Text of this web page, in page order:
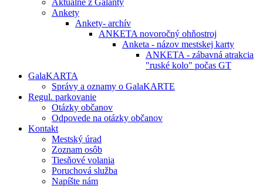
Aktuálne z Galanty
Ankety
Ankety- archív
ANKETA novoročný ohňostroj
Anketa - názov mestskej karty
ANKETA - zábavná atrakcia
"ruské kolo" počas GT
GalaKARTA
Správy a oznamy o GalaKARTE
Regul. parkovanie
Otázky občanov
Odpovede na otázky občanov
Kontakt
Mestský úrad
Zoznam osôb
Tiesňové volania
Poruchová služba
Napíšte nám